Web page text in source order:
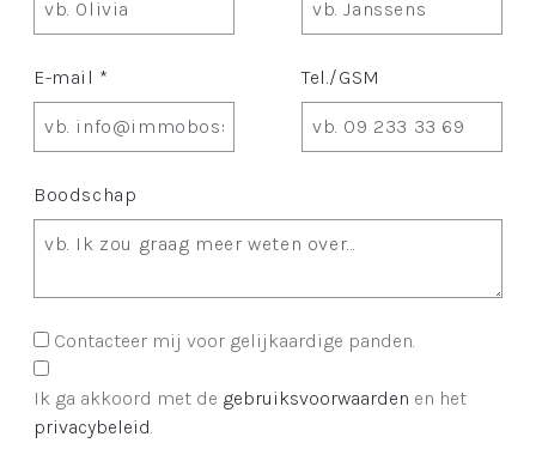
E-mail * Tel./GSM
Boodschap
Contacteer mij voor gelijkaardige panden.
Ik ga akkoord met de gebruiksvoorwaarden en het
privacybeleid